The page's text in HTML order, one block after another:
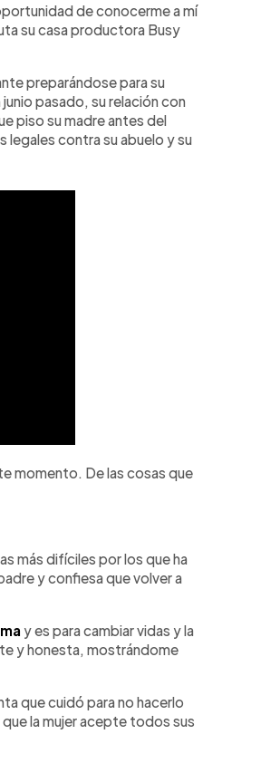
de conocerme a mí
su casa productora Busy
preparándose para su
pasado, su relación con
piso su madre antes del
contra su abuelo y su
momento. De las cosas que
más difíciles por los que ha
y confiesa que volver a
y es para cambiar vidas y la
y honesta, mostrándome
que cuidó para no hacerlo
la mujer acepte todos sus